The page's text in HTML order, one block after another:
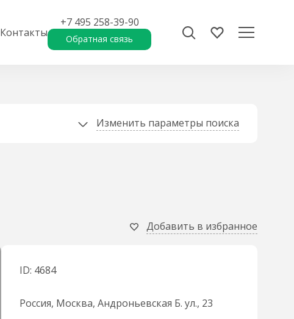
Контакты
+7 495 258-39-90
Обратная связь
Изменить параметры поиска
Добавить в избранное
ID: 4684
Россия, Москва, Андроньевская Б. ул., 23